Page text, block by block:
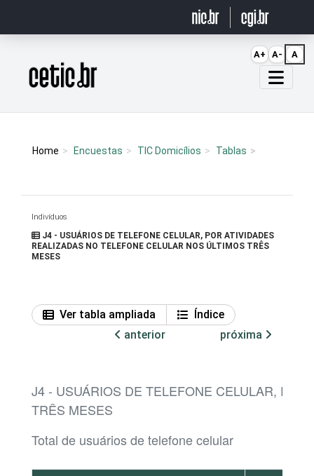
Página inicial
Home Encuestas TIC Domicílios Tablas
Indivíduos
J4 - USUÁRIOS DE TELEFONE CELULAR, POR ATIVIDADES
REALIZADAS NO TELEFONE CELULAR NOS ÚLTIMOS TRÊS
MESES
Ver tabla ampliada
Índice
anterior
próxima
J4 - USUÁRIOS DE TELEFONE CELULAR,
TRÊS MESES
Total de usuários de telefone celular
A+ A- A